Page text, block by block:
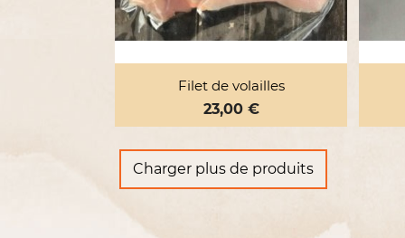
Filet de volailles
Prix
23,00 €
Aperçu rapide
Charger plus de produits